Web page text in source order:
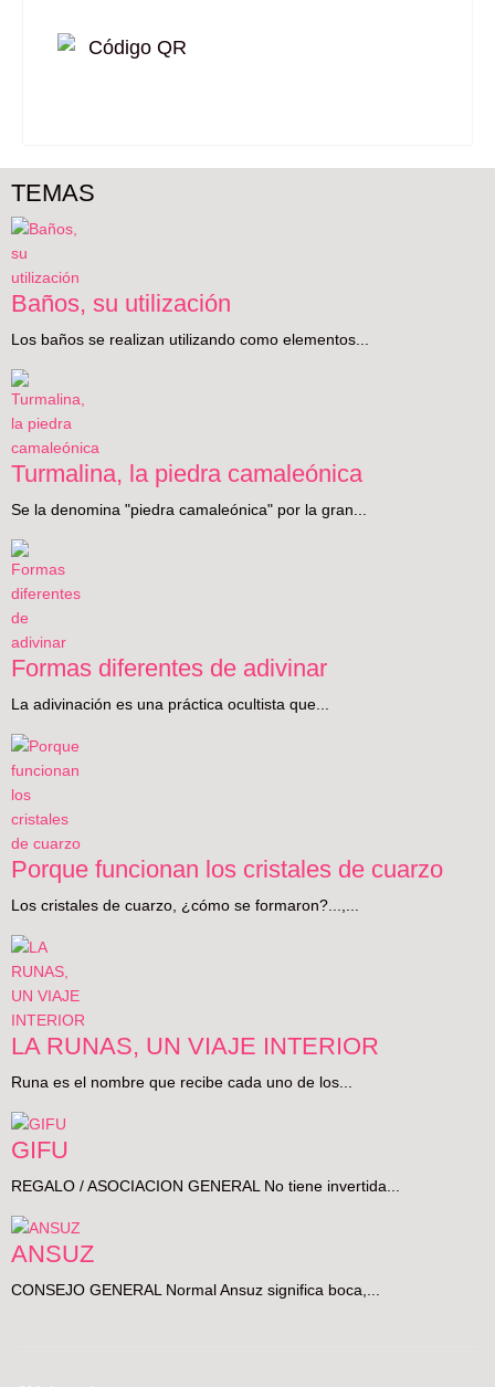
TEMAS
Baños, su utilización
Los baños se realizan utilizando como elementos...
Turmalina, la piedra camaleónica
Se la denomina "piedra camaleónica" por la gran...
Formas diferentes de adivinar
La adivinación es una práctica ocultista que...
Porque funcionan los cristales de cuarzo
Los cristales de cuarzo, ¿cómo se formaron?...,...
LA RUNAS, UN VIAJE INTERIOR
Runa es el nombre que recibe cada uno de los...
GIFU
REGALO / ASOCIACION GENERAL No tiene invertida...
ANSUZ
CONSEJO GENERAL Normal Ansuz significa boca,...